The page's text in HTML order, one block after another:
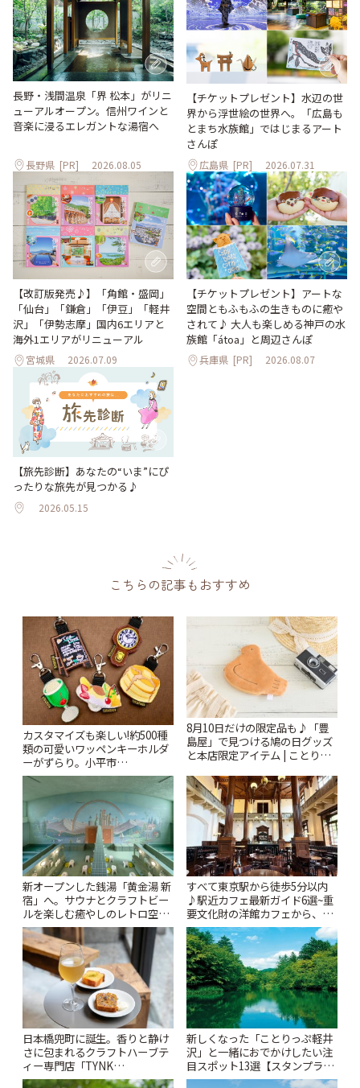
長野・浅間温泉「界 松本」がリニ
ューアルオープン。信州ワインと
音楽に浸るエレガントな湯宿へ
長野県 [PR] 2026.08.05
【チケットプレゼント】水辺の世
界から浮世絵の世界へ。「広島も
とまち水族館」ではじまるアート
さんぽ
広島県 [PR] 2026.07.31
【改訂版発売♪】「角館・盛岡」
「仙台」「鎌倉」「伊豆」「軽井
沢」「伊勢志摩」国内6エリアと
海外1エリアがリニューアル
宮城県 2026.07.09
【チケットプレゼント】アートな
空間ともふもふの生きものに癒や
されて♪ 大人も楽しめる神戸の水
族館「átoa」と周辺さんぽ
兵庫県 [PR] 2026.08.07
【旅先診断】あなたの“いま”にぴ
ったりな旅先が見つかる♪
2026.05.15
こちらの記事もおすすめ
カスタマイズも楽しい!約500種
類の可愛いワッペンキーホルダ
ーがずらり。小平市
「Kimamaya T&K」 | ことりっ
8月10日だけの限定品も♪「豊
島屋」で見つける鳩の日グッズ
と本店限定アイテム | ことりっ
新オープンした銭湯「黄金湯 新
宿」へ。サウナとクラフトビー
ルを楽しむ癒やしのレトロ空間
| ことりっぷ
すべて東京駅から徒歩5分以内
♪駅近カフェ最新ガイド6選~重
要文化財の洋館カフェから、改
札すぐのレトロ喫茶まで~ | こと
りっぷ
日本橋兜町に誕生。香りと静け
さに包まれるクラフトハーブテ
ィー専門店「TYNK
Kabutocho」 | ことりっぷ
新しくなった「ことりっぷ軽井
沢」と一緒におでかけしたい注
目スポット13選【スタンプラリ
ー開催中】 | ことりっぷ